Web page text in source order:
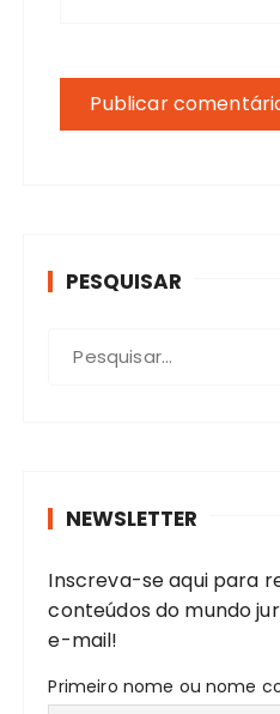
PESQUISAR
:
NEWSLETTER
Inscreva-se aqui para
conteúdos do mundo
e-mail!
Primeiro nome ou nome